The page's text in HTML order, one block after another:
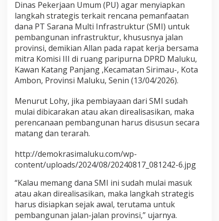
u
s
T
r
a
r
a
h
Dinas Pekerjaan Umum (PU) agar menyiapkan
langkah strategis terkait rencana pemanfaatan
dana PT Sarana Multi Infrastruktur (SMI) untuk
pembangunan infrastruktur, khususnya jalan
provinsi, demikian Allan pada rapat kerja bersama
mitra Komisi III di ruang paripurna DPRD Maluku,
Kawan Katang Panjang ,Kecamatan Sirimau-, Kota
Ambon, Provinsi Maluku, Senin (13/04/2026).
Menurut Lohy, jika pembiayaan dari SMI sudah
mulai dibicarakan atau akan direalisasikan, maka
perencanaan pembangunan harus disusun secara
matang dan terarah.
http://demokrasimaluku.com/wp-
content/uploads/2024/08/20240817_081242-6.jpg
“Kalau memang dana SMI ini sudah mulai masuk
atau akan direalisasikan, maka langkah strategis
harus disiapkan sejak awal, terutama untuk
pembangunan jalan-jalan provinsi,” ujarnya.